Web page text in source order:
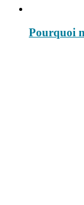
Pourquoi